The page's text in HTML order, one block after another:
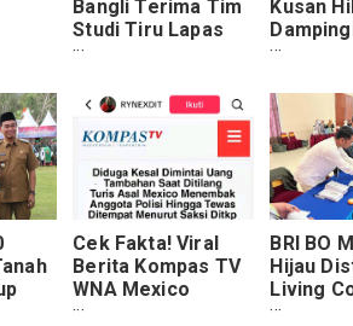
Bangli Terima Tim
Studi Tiru Lapas
Terbuka
Kusan
Padi
Ikan
Cek Fakta! Viral
Berita Kompas TV
WNA Mexico
Tembak Polisi
BRI BO
Hijau
Living
Calon